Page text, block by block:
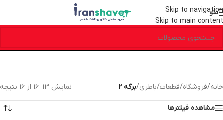
Skip to navigation
Skip to main content
منو
خانه/فروشگاه/قطعات/باطری/برگه 2 نمایش 13–16 از 16 نتیجه
مشاهده فیلترها